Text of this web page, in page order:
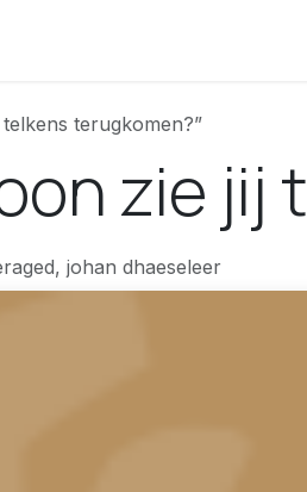
terugkomen?”
zie jij
johan dhaeseleer